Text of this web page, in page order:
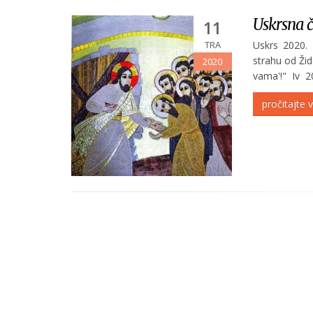
11
TRA
2020
Uskrsna
Uskrs
strahu od
vama'!" Iv
braćo i
pročitajte